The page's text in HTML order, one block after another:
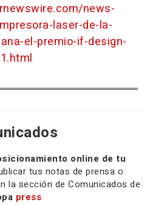
news-
laser-de-la-
el-premio-if-design-
online de tu
tus notas de prensa o
la sección de Comunicados de
press